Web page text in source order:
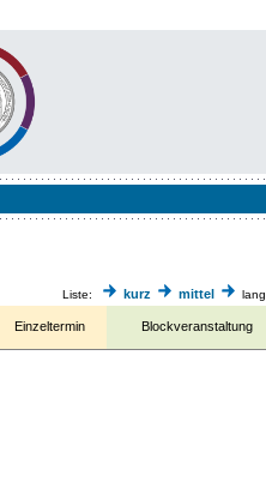
Liste: kurz mittel lang
Einzeltermin Blockveranstaltung